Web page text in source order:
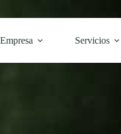
Empresa
Servicios